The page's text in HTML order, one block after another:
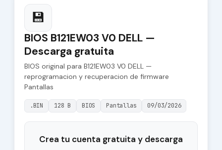
💾
BIOS B121EW03 V0 DELL —
Descarga gratuita
BIOS original para B121EW03 V0 DELL —
reprogramacion y recuperacion de firmware
Pantallas
.BIN 128 B BIOS Pantallas 09/03/2026
Crea tu cuenta gratuita y descarga